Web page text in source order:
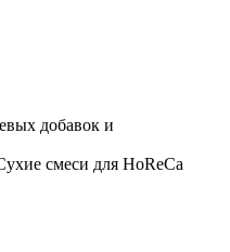
добавок и
смеси для HoReCa